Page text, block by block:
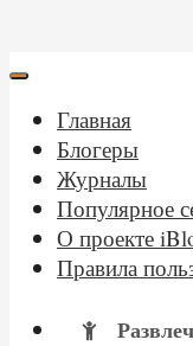
Главная
Блогеры
Журналы
Популярное
О проекте
Правила